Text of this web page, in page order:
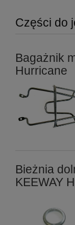
Części do
Bagażnik
Hurricane
Bieżnia
KEEWAY